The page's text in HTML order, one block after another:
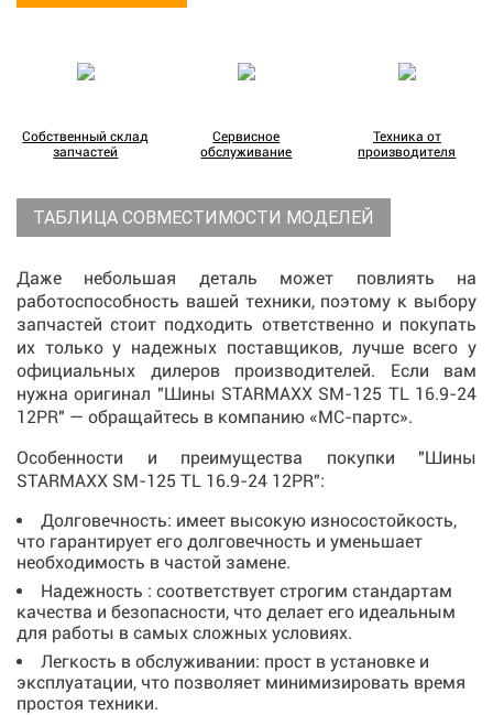
Собственный склад
запчастей
Сервисное
обслуживание
Техника от
производителя
ТАБЛИЦА СОВМЕСТИМОСТИ МОДЕЛЕЙ
Даже небольшая деталь может повлиять на
работоспособность вашей техники, поэтому к выбору
запчастей стоит подходить ответственно и покупать
их только у надежных поставщиков, лучше всего у
официальных дилеров производителей. Если вам
нужна оригинал "Шины STARMAXX SM-125 TL 16.9-24
12PR" — обращайтесь в компанию «МС-партс».
Особенности и преимущества покупки "Шины
STARMAXX SM-125 TL 16.9-24 12PR":
Долговечность: имеет высокую износостойкость,
что гарантирует его долговечность и уменьшает
необходимость в частой замене.
Надежность : соответствует строгим стандартам
качества и безопасности, что делает его идеальным
для работы в самых сложных условиях.
Легкость в обслуживании: прост в установке и
эксплуатации, что позволяет минимизировать время
простоя техники.